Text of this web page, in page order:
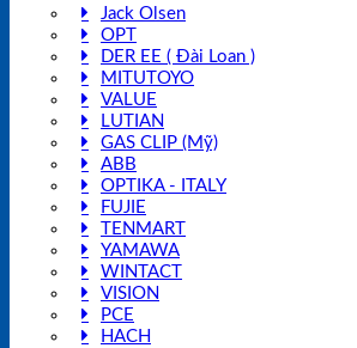
Jack Olsen
OPT
DER EE ( Đài Loan )
MITUTOYO
VALUE
LUTIAN
GAS CLIP (Mỹ)
ABB
OPTIKA - ITALY
FUJIE
TENMART
YAMAWA
WINTACT
VISION
PCE
HACH